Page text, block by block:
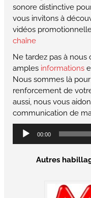
sonore distinctive
vous invitons à
vidéos
chaîne
Ne tardez pas à
amples informations
Nous sommes là
renforcement de
aussi, nous vous
communication de
Lecteur
audio
00:00
Autres